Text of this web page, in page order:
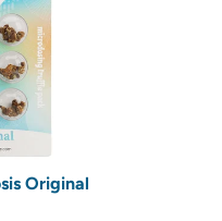
Original